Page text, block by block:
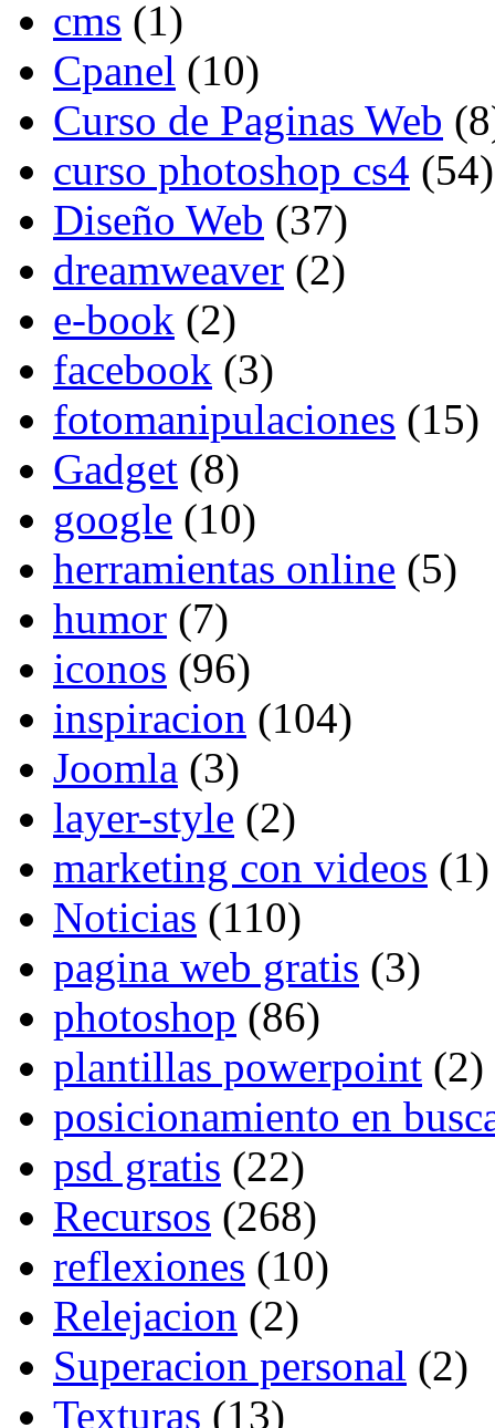
cms (1)
Cpanel (10)
Curso de Paginas Web
curso photoshop cs4 (54)
Diseño Web (37)
dreamweaver (2)
e-book (2)
facebook (3)
fotomanipulaciones (15)
Gadget (8)
google (10)
herramientas online (5)
humor (7)
iconos (96)
inspiracion (104)
Joomla (3)
layer-style (2)
marketing con videos (1)
Noticias (110)
pagina web gratis (3)
photoshop (86)
plantillas powerpoint (2)
posicionamiento en
psd gratis (22)
Recursos (268)
reflexiones (10)
Relejacion (2)
Superacion personal (2)
Texturas (13)